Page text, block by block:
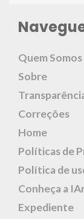
Quem Somos
Sobre
Correções
Home
Políticas de
Política de
Conheça a
Expediente